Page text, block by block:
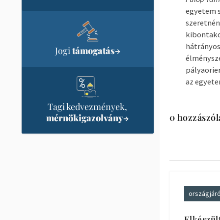
Jogitámogatás→
Tagi kedvezmények,
mérnökigazolvány→
egyetem
az
0